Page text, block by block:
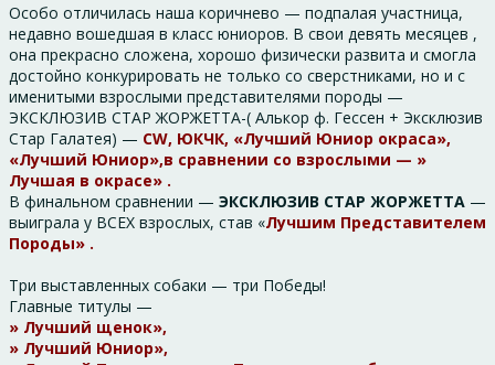
Особо отличилась наша коричнево — подпалая участница,
недавно вошедшая в класс юниоров. В свои девять месяцев ,
она прекрасно сложена, хорошо физически развита и смогла
достойно конкурировать не только со сверстниками, но и с
именитыми взрослыми представителями породы —
ЭКСКЛЮЗИВ СТАР ЖОРЖЕТТА-( Алькор ф. Гессен + Эксклюзив
Стар Галатея) — CW, ЮКЧК, «Лучший Юниор окраса»,
«Лучший Юниор»,в сравнении со взрослыми — »
Лучшая в окрасе» .
В финальном сравнении — ЭКСКЛЮЗИВ СТАР ЖОРЖЕТТА —
выиграла у ВСЕХ взрослых, став «Лучшим Представителем
Породы» .
Три выставленных собаки — три Победы!
Главные титулы —
» Лучший щенок»,
» Лучший Юниор»,